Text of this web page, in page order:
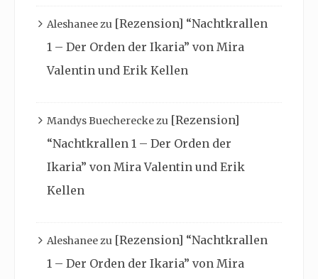
Aleshaneezu [Rezension] “Nachtkrallen
1 – Der Orden der Ikaria” von Mira
Valentin und Erik Kellen
Mandys Buechereckezu [Rezension]
“Nachtkrallen 1 – Der Orden der
Ikaria” von Mira Valentin und Erik
Kellen
Aleshaneezu [Rezension] “Nachtkrallen
1 – Der Orden der Ikaria” von Mira